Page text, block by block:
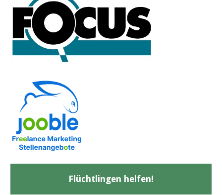
Flüchtlingen helfen!